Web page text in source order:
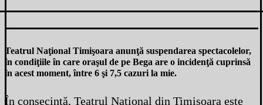
Teatrul Naţional Timişoara anunţă suspendarea spectacolelor,
în condiţiile în care oraşul de pe Bega are o incidenţă cuprinsă
în acest moment, între 6 şi 7,5 cazuri la mie.
În consecință, Teatrul Național din Timișoara este